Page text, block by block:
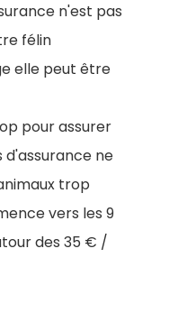
n'est pas
félin
elle peut être
pour assurer
ne
trop
vers les 9
des 35 € /